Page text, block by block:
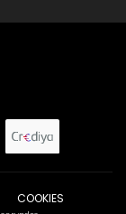
COOKIES